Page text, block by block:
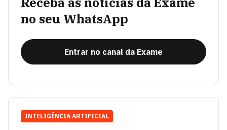
no seu WhatsApp
Entrar no canal da Exame
INTELIGÊNCIA ARTIFICIAL